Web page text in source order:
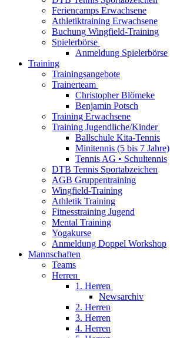
Feriencamps Erwachsene
Athletiktraining Erwachsene
Buchung Wingfield-Training
Spielerbörse
Anmeldung Spielerbörse
Training
Trainingsangebote
Trainerteam
Christopher Blömeke
Benjamin Potsch
Training Erwachsene
Training Jugendliche/Kinder
Ballschule Kita-Tennis
Minitennis (5 bis 7 Jahre)
Tennis AG • Schultennis
DTB Tennis Sportabzeichen
AGB Gruppentraining
Wingfield-Training
Athletik Training
Fitnesstraining Jugend
Mental Training
Yogakurse
Anmeldung Doppel Workshop
Mannschaften
Teams
Herren
1. Herren
Newsarchiv
2. Herren
3. Herren
4. Herren